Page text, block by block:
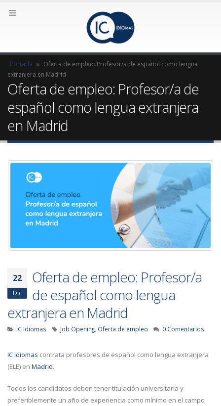
Portada » Oferta de empleo: Profesor/a de español como lengua
extranjera en Madrid
Oferta de empleo: Profesor/a de
español como lengua extranjera
en Madrid
22
Dic
Oferta de empleo: Profesor/a
de español como lengua
extranjera en Madrid
IC Idiomas Job Opening Oferta de empleo 0 Comentarios
IC Idiomas contrata profesores de español como lengua extranjera
(ELE) en Madrid.
Todos los candidatos deben tener titulación universitaria y
preferiblemente un año de experiencia como mínimo en el campo